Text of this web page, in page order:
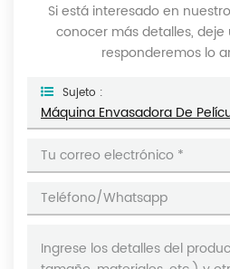
Si está interesado en
conocer más detalles, deje
responderemos lo
Sujeto :